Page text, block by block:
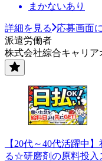
まかないあり
詳細を見る
応募画面
派遣労働者
株式会社綜合キャリア
【20代～40代活躍中
る☆研磨剤の原料投入